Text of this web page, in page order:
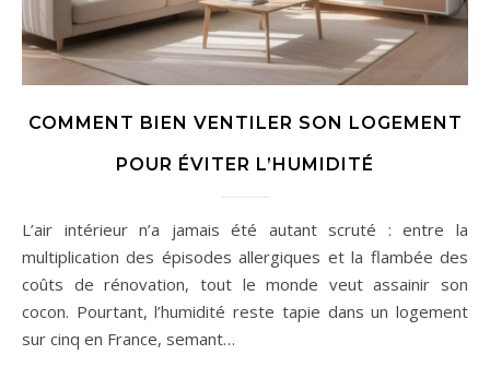
COMMENT BIEN VENTILER SON LOGEMENT
POUR ÉVITER L’HUMIDITÉ
L’air intérieur n’a jamais été autant scruté : entre la
multiplication des épisodes allergiques et la flambée des
coûts de rénovation, tout le monde veut assainir son
cocon. Pourtant, l’humidité reste tapie dans un logement
sur cinq en France, semant…